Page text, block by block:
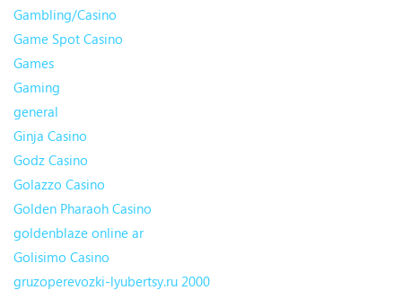
Gambling/Casino
Game Spot Casino
Games
Gaming
general
Ginja Casino
Godz Casino
Golazzo Casino
Golden Pharaoh Casino
goldenblaze online ar
Golisimo Casino
gruzoperevozki-lyubertsy.ru 2000